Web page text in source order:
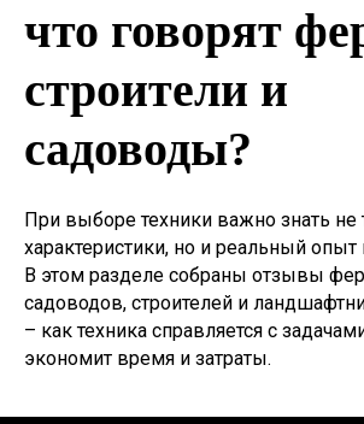
что говорят
строители и
садоводы?
При выборе техники важно знать не
характеристики, но и реальный опыт
В этом разделе собраны отзывы
садоводов, строителей и
– как техника справляется с
экономит время и затраты.